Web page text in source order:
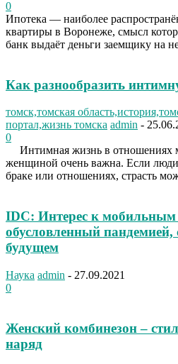
0
Ипотека — наиболее
квартиры в Воронеже, смысл
банк выдаёт деньги заемщику на
Как разнообразить
томск,томская
портал,жизнь томска admin -
0
Интимная жизнь в отношениях
женщиной очень важна. Если люди
браке или отношениях, страсть
IDC: Интерес к мобильным
обусловленный пандемией,
будущем
Наука admin - 27.09.2021
0
Женский комбинезон –
наряд